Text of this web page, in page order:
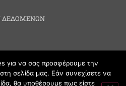
ΔΕΔΟΜΕΝΩΝ
για να σας προσφέρουμε την
σελίδα μας. Εάν συνεχίσετε να
θα υποθέσουμε πως είστε